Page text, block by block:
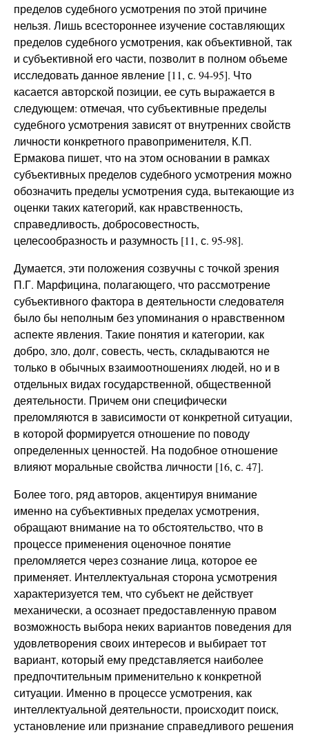
пределов судебного усмотрения по этой причине
нельзя. Лишь всестороннее изучение составляющих
пределов судебного усмотрения, как объективной, так
и субъективной его части, позволит в полном объеме
исследовать данное явление [11, с. 94-95]. Что
касается авторской позиции, ее суть выражается в
следующем: отмечая, что субъективные пределы
судебного усмотрения зависят от внутренних свойств
личности конкретного правоприменителя, К.П.
Ермакова пишет, что на этом основании в рамках
субъективных пределов судебного усмотрения можно
обозначить пределы усмотрения суда, вытекающие из
оценки таких категорий, как нравственность,
справедливость, добросовестность,
целесообразность и разумность [11, с. 95-98].
Думается, эти положения созвучны с точкой зрения
П.Г. Марфицина, полагающего, что рассмотрение
субъективного фактора в деятельности следователя
было бы неполным без упоминания о нравственном
аспекте явления. Такие понятия и категории, как
добро, зло, долг, совесть, честь, складываются не
только в обычных взаимоотношениях людей, но и в
отдельных видах государственной, общественной
деятельности. Причем они специфически
преломляются в зависимости от конкретной ситуации,
в которой формируется отношение по поводу
определенных ценностей. На подобное отношение
влияют моральные свойства личности [16, с. 47].
Более того, ряд авторов, акцентируя внимание
именно на субъективных пределах усмотрения,
обращают внимание на то обстоятельство, что в
процессе применения оценочное понятие
преломляется через сознание лица, которое ее
применяет. Интеллектуальная сторона усмотрения
характеризуется тем, что субъект не действует
механически, а осознает предоставленную правом
возможность выбора неких вариантов поведения для
удовлетворения своих интересов и выбирает тот
вариант, который ему представляется наиболее
предпочтительным применительно к конкретной
ситуации. Именно в процессе усмотрения, как
интеллектуальной деятельности, происходит поиск,
установление или признание справедливого решения